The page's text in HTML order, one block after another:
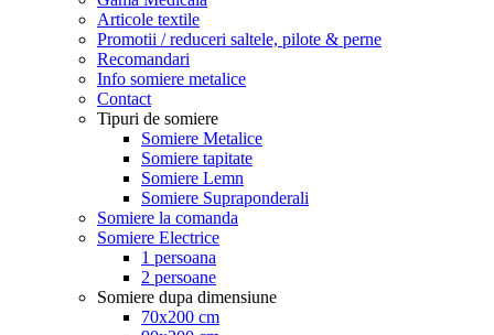
Articole textile
Promotii / reduceri saltele, pilote & perne
Recomandari
Info somiere metalice
Contact
Tipuri de somiere
Somiere Metalice
Somiere tapitate
Somiere Lemn
Somiere Supraponderali
Somiere la comanda
Somiere Electrice
1 persoana
2 persoane
Somiere dupa dimensiune
70x200 cm